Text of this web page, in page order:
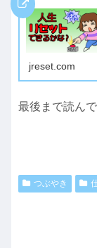
jreset.com
最後まで読ん
つぶやき